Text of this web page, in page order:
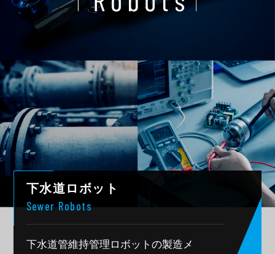
下水道ロボット
Sewer Robots
下水道管維持管理ロボットの製造メ